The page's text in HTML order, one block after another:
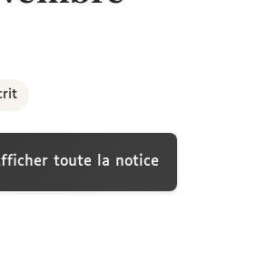
toute la notice